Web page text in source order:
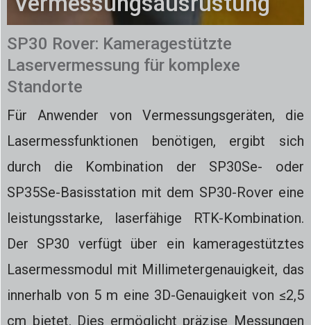
SP30 Rover: Kameragestützte
Laservermessung für komplexe
Standorte
Für Anwender von Vermessungsgeräten, die
Lasermessfunktionen benötigen, ergibt sich
durch die Kombination der SP30Se- oder
SP35Se-Basisstation mit dem SP30-Rover eine
leistungsstarke, laserfähige RTK-Kombination.
Der SP30 verfügt über ein kameragestütztes
Lasermessmodul mit Millimetergenauigkeit, das
innerhalb von 5 m eine 3D-Genauigkeit von ≤2,5
cm bietet. Dies ermöglicht präzise Messungen